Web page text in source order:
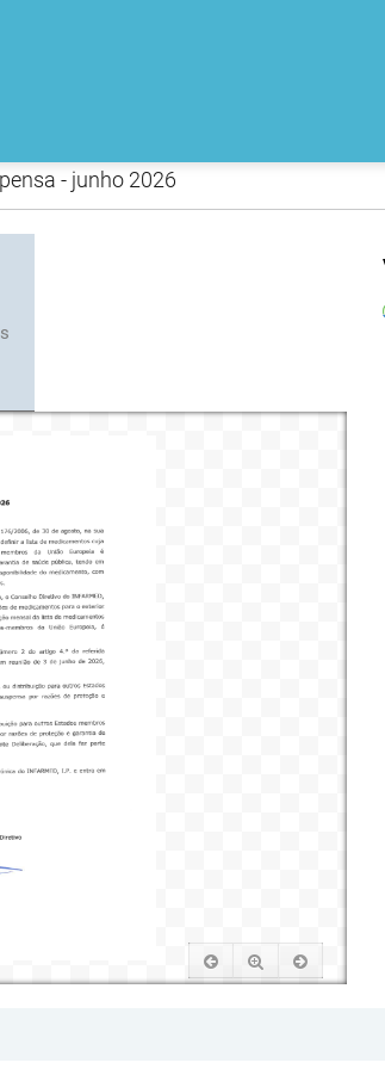
- junho 2026